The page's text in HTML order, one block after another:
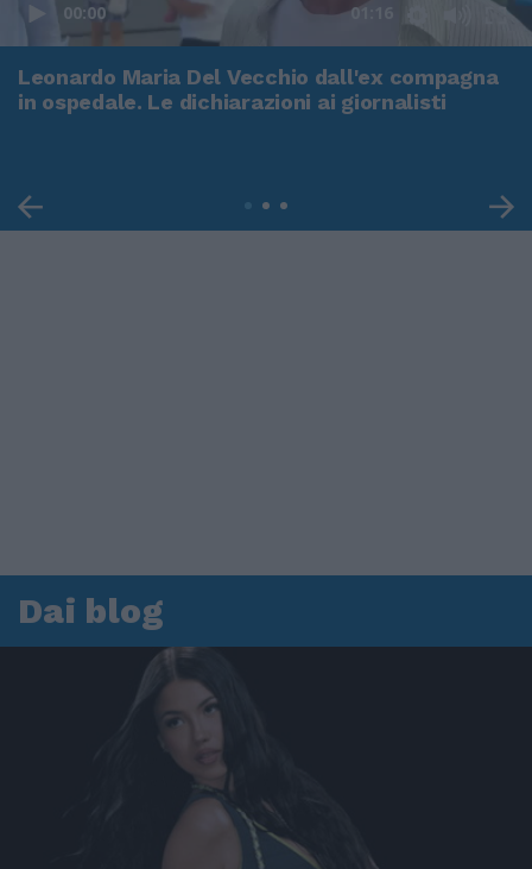
00:00 01:16
Leonardo Maria Del Vecchio dall'ex compagna
in ospedale. Le dichiarazioni ai giornalisti
Dai blog